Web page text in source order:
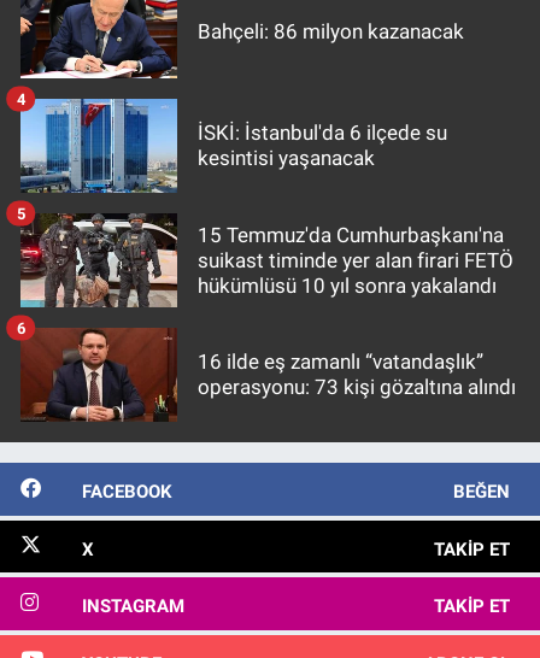
Bahçeli: 86 milyon kazanacak
İSKİ: İstanbul'da 6 ilçede su
kesintisi yaşanacak
4
15 Temmuz'da Cumhurbaşkanı'na
suikast timinde yer alan firari FETÖ
hükümlüsü 10 yıl sonra yakalandı
5
16 ilde eş zamanlı “vatandaşlık”
operasyonu: 73 kişi gözaltına alındı
6
FACEBOOK BEĞEN
X TAKIP ET
INSTAGRAM TAKIP ET